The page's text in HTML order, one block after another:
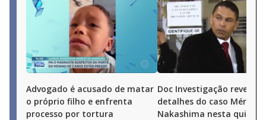
Advogado é acusado de matar
o próprio filho e enfrenta
processo por tortura
Doc Investigação revela
detalhes do caso Mércia
Nakashima nesta quinta